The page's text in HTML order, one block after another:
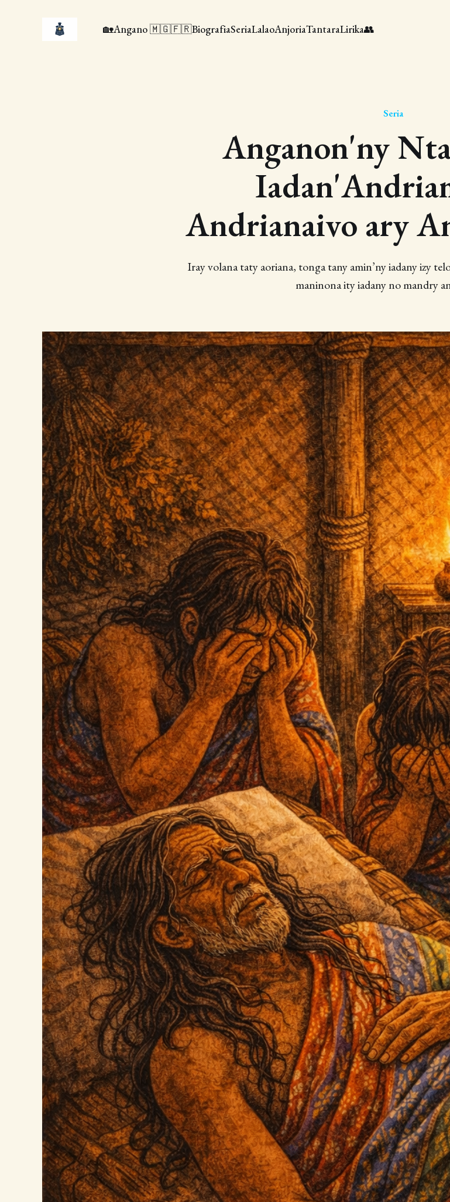
🏡Angano 🇲🇬🇫🇷BiografiaSeriaLalaoAnjoriaTantaraLirika👥
Seria
Anganon'ny
Andrianaivo ary
Iray volana taty aoriana, tonga tany amin’ny iadany izy
maninona ity iadany no mandry